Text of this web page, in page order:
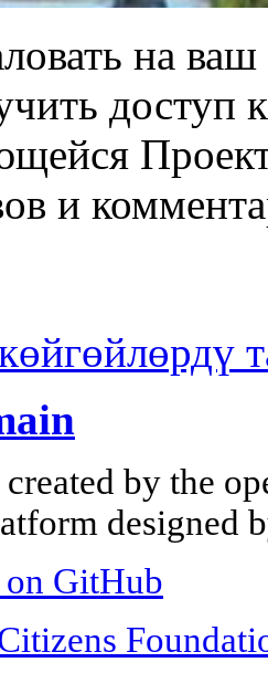
на
доступ
и
by the
designed
GitHub